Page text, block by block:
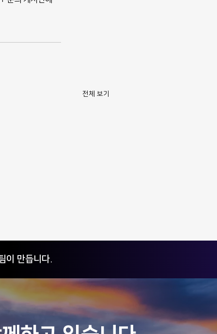
전체 보기
4월 보라웨어 솔루션 업데
이 만듭니다.